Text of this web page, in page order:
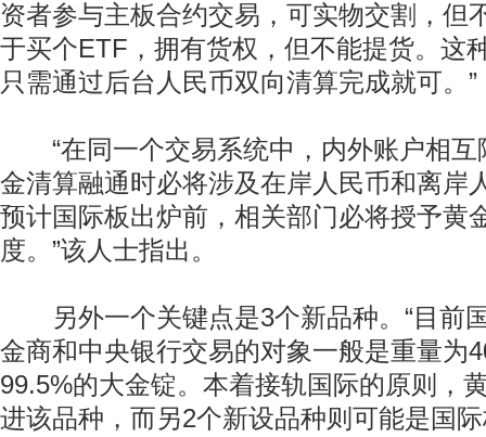
资者参与主板合约交易，可实物交割，但
于买个ETF，拥有货权，但不能提货。这
只需通过后台人民币双向清算完成就可。”
“在同一个交易系统中，内外账户相互
金清算融通时必将涉及在岸人民币和离岸
预计国际板出炉前，相关部门必将授予黄
度。”该人士指出。
另外一个关键点是3个新品种。“目前
金商和中央银行交易的对象一般是重量为
99.5%的大金锭。本着接轨国际的原则，
进该品种，而另2个新设品种则可能是国